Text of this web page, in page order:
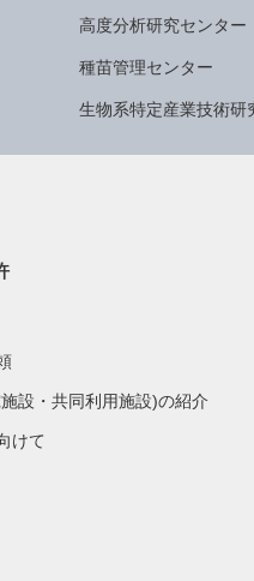
高度分析研究センター
種苗管理センター
生物系特定産業技術研
設・共同利用施設)の紹介
けて